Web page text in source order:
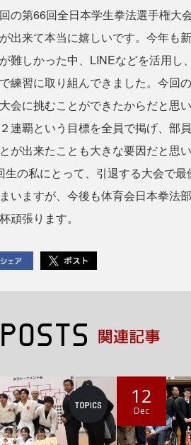
の第66回全日本学生拳法選手権大
出来て本当に嬉しいです。今年も
難しかった中、LINEなどを活用
練習に取り組んできました。今回
会に挑むことができたからだと思
連覇という目標を全員で掲げ、部
が出来たことも大きな要因だと思い
の私にとって、引退する大会で
いますが、今後も体育会日本拳法
頑張ります。
12
Dec